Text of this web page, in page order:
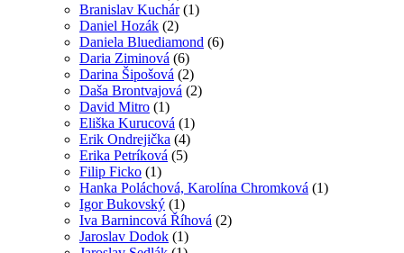
Branislav Kuchár(1)
Daniel Hozák (2)
Daniela Bluediamond (6)
Daria Ziminová (6)
Darina Šipošová (2)
Daša Brontvajová (2)
David Mitro (1)
Eliška Kurucová (1)
Erik Ondrejička (4)
Erika Petríková (5)
Filip Ficko (1)
Hanka Poláchová, Karolína Chromková (1)
Igor Bukovský (1)
Iva Barnincová Říhová (2)
Jaroslav Dodok (1)